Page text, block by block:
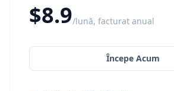
$8.9/lună, facturat anual
Începe Acum